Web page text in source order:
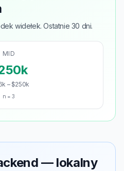
widełek. Ostatnie 30 dni.
MID
– $250k
n = 3
— lokalny